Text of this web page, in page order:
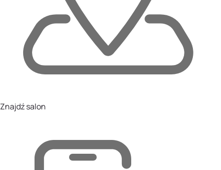
Znajdź salon